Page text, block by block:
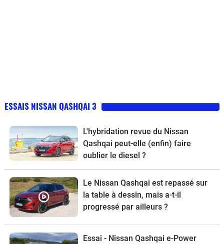
ESSAIS NISSAN QASHQAI 3
L'hybridation revue du Nissan
Qashqai peut-elle (enfin) faire
oublier le diesel ?
Le Nissan Qashqai est repassé sur
la table à dessin, mais a-t-il
progressé par ailleurs ?
Essai - Nissan Qashqai e-Power